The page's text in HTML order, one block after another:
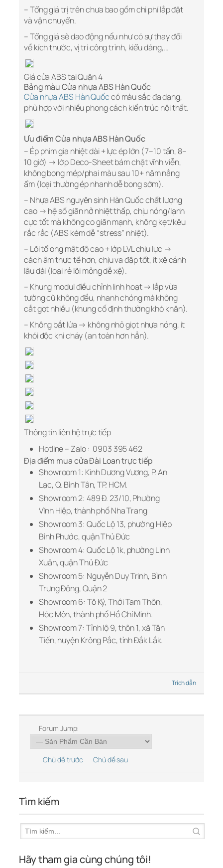
– Tổng giá trị trên chưa bao gồm chi phí lắp đặt
và vận chuyển.
– Tổng giá sẽ dao động nếu như có sự thay đổi
về kích thước, vị trí công trình, kiểu dáng,…
Giá cửa ABS tại Quận 4
Bảng màu Cửa nhựa ABS Hàn Quốc
Cửa nhựa ABS Hàn Quốccó màu sắc đa dạng,
phù hợp với nhiều phong cách kiến trúc nội thất.
Ưu điểm Cửa nhựa ABS Hàn Quốc
– Ép phim gia nhiệt dài + lực ép lớn (7–10 tấn, 8–
10 giờ) → lớp Deco-Sheet bám chặt vĩnh viễn,
không bong mép/phai màu sau 10+ năm nắng
ẩm (loại thường ép nhanh dễ bong sớm).
– Nhựa ABS nguyên sinh Hàn Quốc chất lượng
cao → hệ số giãn nở nhiệt thấp, chịu nóng/lạnh
cực tốt mà không co giãn mạnh, không kẹt/kêu
rắc rắc (ABS kém dễ “stress” nhiệt).
– Lõi tổ ong mật độ cao + lớp LVL chịu lực →
cách âm thực tế hơn, chịu va đập tốt, ít xệ cánh
lâu dài (loại rẻ lõi mỏng dễ xệ).
– Khung modul điều chỉnh linh hoạt → lắp vừa
tường cũ không đều, nhanh chóng mà không
cắt gọt nhiều (khung cố định thường khó khăn).
– Không bắt lửa → không nhỏ giọt nhựa nóng, ít
khói độc khi cháy (an toàn hơn hẳn).
Thông tin liên hệ trực tiếp
Hotline – Zalo : 0903 395 462
Địa điểm mua cửa Đài Loan trực tiếp
Showroom 1: Kinh Dương Vương, P. An
Lạc, Q. Bình Tân, TP. HCM.
Showroom 2: 489 Đ. 23/10, Phường
Vĩnh Hiệp, thành phố Nha Trang
Showroom 3: Quốc Lộ 13, phường Hiệp
Bình Phước, quận Thủ Đức
Showroom 4: Quốc Lộ 1k, phường Linh
Xuân, quận Thủ Đức
Showroom 5: Nguyễn Duy Trinh, Bình
Trưng Đông, Quận 2
Showroom 6: Tô Ký, Thới Tam Thôn,
Hóc Môn, thành phố Hồ Chí Minh.
Showroom 7: Tỉnh lộ 9, thôn 1, xã Tân
Tiến, huyện Krông Pắc, tỉnh Đắk Lắk.
Trích dẫn
Forum Jump:
Chủ đề trước Chủ đề sau
Tìm kiếm
Hãy tham gia cùng chúng tôi!